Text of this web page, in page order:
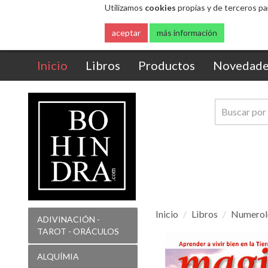
Utilizamos cookies propias y de terceros
aceptar más información
Inicio (current)
Libros Productos
ADIVINACIÓN -
TAROT - ORÁCULOS
ALQUÍMIA
Inicio Libros
Aprender